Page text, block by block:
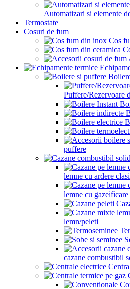
Automatizari si elemente
Termostate
Cosuri de fum
Cos
Puffere/Rezervoare
puffere
lemne cu ardere
lemne cu gazeificare
lemn/peleti
cazane combustibil